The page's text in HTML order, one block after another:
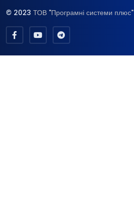
© 2023 ТОВ "Програмні системи плюс"